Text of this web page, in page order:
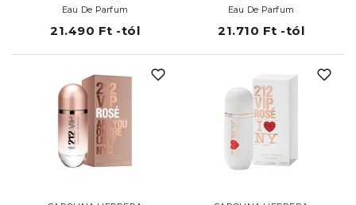
Eau De Parfum
21.490 Ft -tól
Eau De Parfum
21.710 Ft -tól